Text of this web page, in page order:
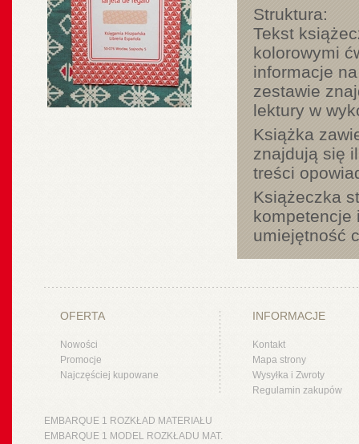
Struktura:
Tekst
kolorowymi
informacje
zestawie
lektury w
Książka
znajdują się
treści
Książeczka
kompetencje
umiejętność
OFERTA
Nowości
Promocje
Najczęściej kupowane
INFORMACJE
Kontakt
Mapa strony
Wysyłka i Zwroty
Regulamin zakupów
EMBARQUE 1 ROZKŁAD MATERIAŁU
EMBARQUE 1 MODEL ROZKŁADU MAT.